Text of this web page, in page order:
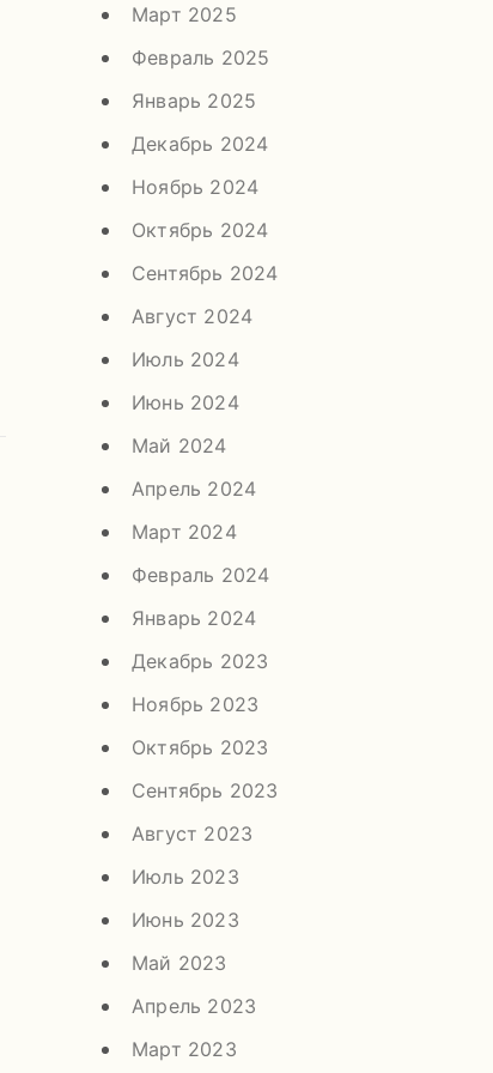
Март 2025
Февраль 2025
Январь 2025
Декабрь 2024
Ноябрь 2024
Октябрь 2024
Сентябрь 2024
Август 2024
Июль 2024
Июнь 2024
Май 2024
Апрель 2024
Март 2024
Февраль 2024
Январь 2024
Декабрь 2023
Ноябрь 2023
Октябрь 2023
Сентябрь 2023
Август 2023
Июль 2023
Июнь 2023
Май 2023
Апрель 2023
Март 2023